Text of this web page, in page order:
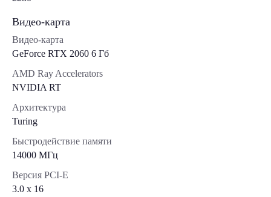
Видео-карта
Видео-карта
GeForce RTX 2060 6 Гб
AMD Ray Accelerators
NVIDIA RT
Архитектура
Turing
Быстродействие памяти
14000 МГц
Версия PCI-E
3.0 x 16